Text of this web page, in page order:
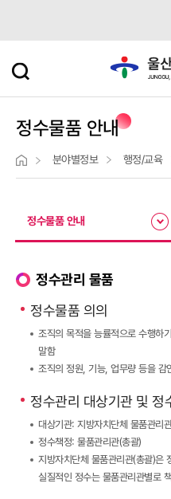
정수물품 안내
분야별정보 행정/교육
정수물품 안내
정수관리 물품
정수물품 의의
조직의 목적을 능률적으로 수행하
말함
조직의 정원, 기능, 업무량 등을 감
정수관리 대상기관 및 정
대상기관: 지방자치단체 물품관리
정수책정: 물품관리관(총괄)
지방자치단체 물품관리관(총괄)은
실질적인 정수는 물품관리관별로